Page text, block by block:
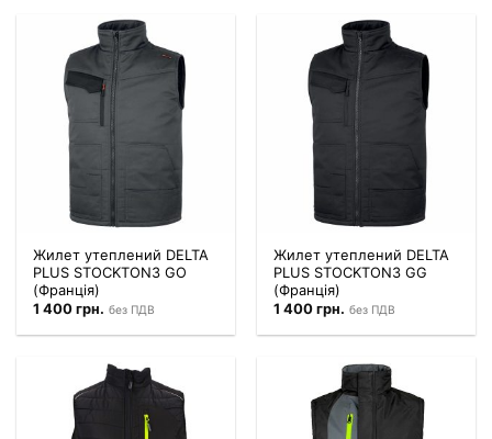
Жилет утеплений DELTA
PLUS STOCKTON3 GO
(Франція)
1 400грн. без ПДВ
Жилет утеплений DELTA
PLUS STOCKTON3 GG
(Франція)
1 400грн. без ПДВ